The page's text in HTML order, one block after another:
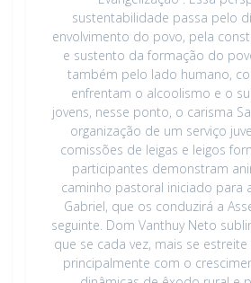
sustentabilidade passa pelo
envolvimento do povo, pela
e sustento da formação do
também pelo lado humano,
enfrentam o alcoolismo e o
jovens, nesse ponto, o carisma
organização de um serviço
comissões de leigas e leigos
participantes demonstram
caminho pastoral iniciado para
Gabriel, que os conduzirá a
seguinte. Dom Vanthuy Neto
que se cada vez, mais se
principalmente com o